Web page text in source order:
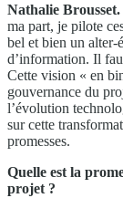
Nathalie Brousset.
ma part, je pilote
bel et bien un alter-
d’information. Il
Cette vision « en
gouvernance du
l’évolution
sur cette
promesses.
Quelle est la
projet ?